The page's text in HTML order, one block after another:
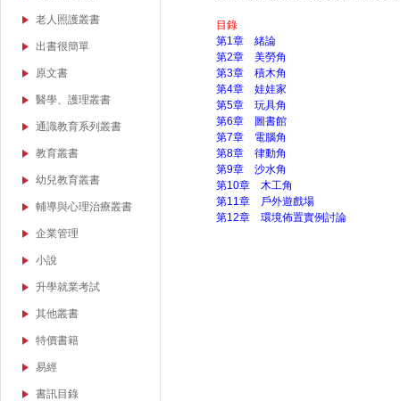
資賦優異系列
物理治療
職能治療
老人照護叢書
出書很簡單
教育相關
幼兒相關
小說集錦
音樂教育
心理勵志
散文
詩集
宗教命理
原文書
運動、體育
幼兒教育
醫學、護理叢書
護理類
基礎醫學類
通識教育系列叢書
教育叢書
教育行政
教育基礎理論與研究方
研究方法
偏遠地區教育
幼兒教育叢書
課程與教學
語文、音樂、數學與自
然科學
特殊教育、兒童心理輔
導與諮商系列
輔導與心理治療叢書
心理學
兒童心理
企業管理
小說
文學、歷史、武俠
升學就業考試
護理考
物理考
其他叢書
藝術
音樂
特價書籍
易經
書訊目錄
目錄
第1章 緒論
第2章 美勞角
第3章 積木角
第4章 娃娃家
第5章 玩具角
第6章 圖書館
第7章 電腦角
第8章 律動角
第9章 沙水角
第10章 木工角
第11章 戶外遊戲場
第12章 環境佈置實例討論